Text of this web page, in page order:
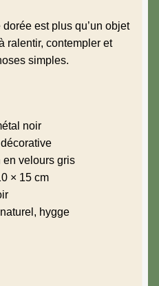
est plus qu’un objet
ralentir, contempler et
simples.
noir
en velours gris
× 15 cm
hygge